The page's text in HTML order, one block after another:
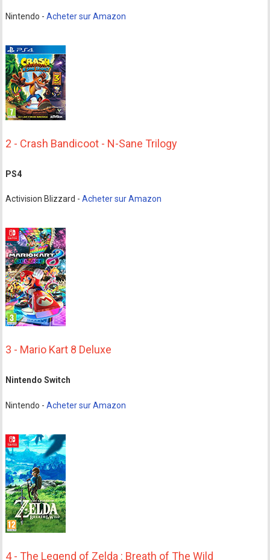
Nintendo -Acheter sur Amazon
2 - Crash Bandicoot - N-Sane Trilogy
PS4
Activision Blizzard -Acheter sur Amazon
3 - Mario Kart 8 Deluxe
Nintendo Switch
Nintendo -Acheter sur Amazon
4 - The Legend of Zelda : Breath of The Wild